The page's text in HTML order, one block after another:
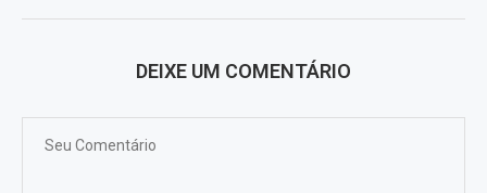
DEIXE UM COMENTÁRIO